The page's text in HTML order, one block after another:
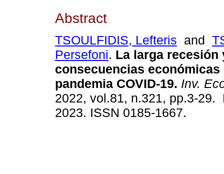
Abstract
TSOULFIDIS, Lefteris and
Persefoni. La larga recesión
consecuencias económicas
pandemia COVID-19. Inv.
2022, vol.81, n.321, pp.3-29.
2023. ISSN 0185-1667.